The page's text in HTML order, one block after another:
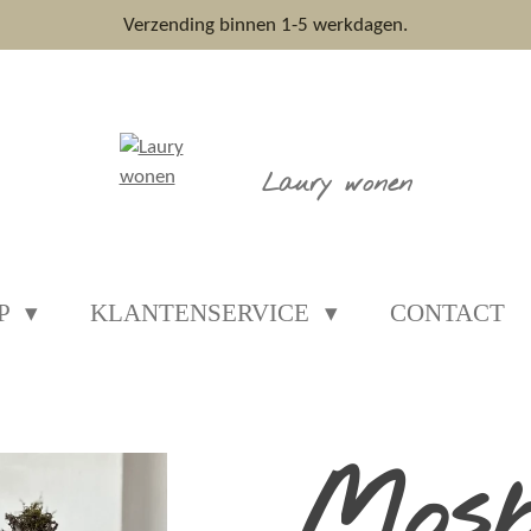
Verzending binnen 1-5 werkdagen.
Laury wonen
KLANTENSERVICE CONTACT